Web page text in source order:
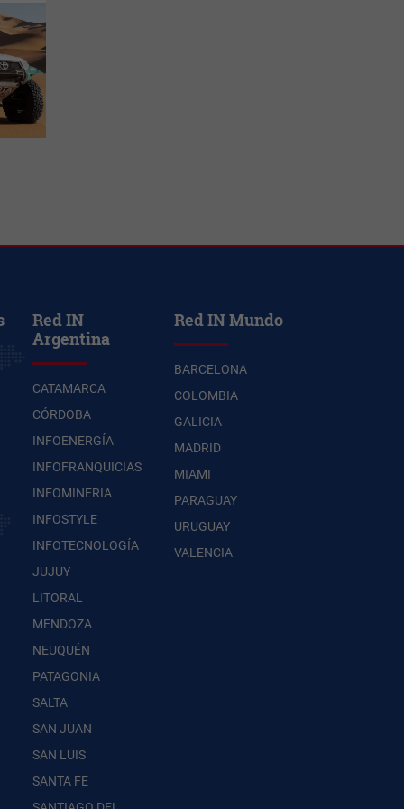
Red IN
Argentina
CATAMARCA
CÓRDOBA
INFOENERGÍA
INFOFRANQUICIAS
INFOMINERIA
INFOSTYLE
INFOTECNOLOGÍA
JUJUY
LITORAL
MENDOZA
NEUQUÉN
PATAGONIA
SALTA
SAN JUAN
SAN LUIS
SANTA FE
Red IN Mundo
BARCELONA
COLOMBIA
GALICIA
MADRID
MIAMI
PARAGUAY
URUGUAY
VALENCIA